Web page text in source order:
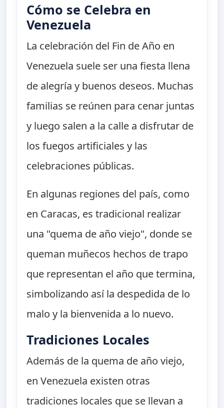
Cómo se Celebra en
Venezuela
La celebración del Fin de Año en
Venezuela suele ser una fiesta llena
de alegría y buenos deseos. Muchas
familias se reúnen para cenar juntas
y luego salen a la calle a disfrutar de
los fuegos artificiales y las
celebraciones públicas.
En algunas regiones del país, como
en Caracas, es tradicional realizar
una "quema de año viejo", donde se
queman muñecos hechos de trapo
que representan el año que termina,
simbolizando así la despedida de lo
malo y la bienvenida a lo nuevo.
Tradiciones Locales
Además de la quema de año viejo,
en Venezuela existen otras
tradiciones locales que se llevan a